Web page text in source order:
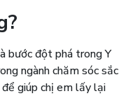
bước đột phá trong Y
ngành chăm sóc sắc
để giúp chị em lấy lại